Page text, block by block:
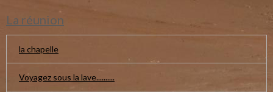
La réunion
la chapelle
Voyagez sous la lave..........